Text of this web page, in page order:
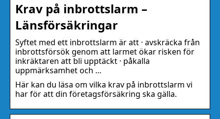
Krav på inbrottslarm –
Länsförsäkringar
Syftet med ett inbrottslarm är att · avskräcka från
inbrottsförsök genom att larmet ökar risken för
inkräktaren att bli upptäckt · påkalla
uppmärksamhet och …
Här kan du läsa om vilka krav på inbrottslarm vi
har för att din företagsförsäkring ska gälla.